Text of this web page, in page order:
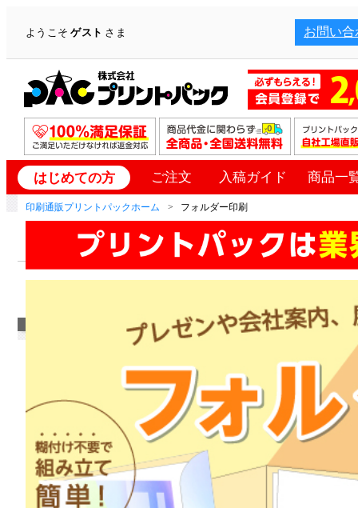
ようこそゲスト さま お問い合
はじめての方 ご注文 入稿ガイド 商品一
印刷通販プリントパックホーム フォルダー印刷